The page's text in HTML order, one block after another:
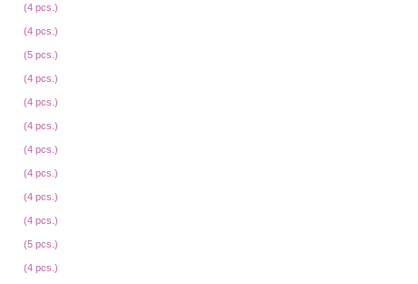
(4 pcs.)
(4 pcs.)
(5 pcs.)
(4 pcs.)
(4 pcs.)
(4 pcs.)
(4 pcs.)
(4 pcs.)
(4 pcs.)
(4 pcs.)
(5 pcs.)
(4 pcs.)